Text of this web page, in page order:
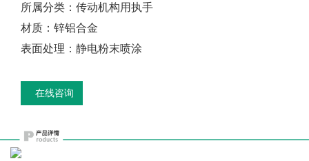
所属分类：传动机构用执手
材质：锌铝合金
表面处理：静电粉末喷涂
在线咨询